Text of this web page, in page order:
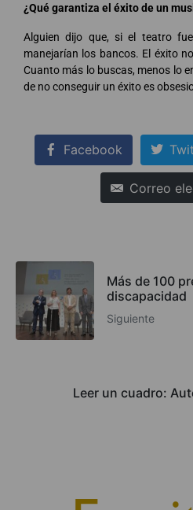
¿Qué garantiza el éxito de un
Alguien dijo que, si el teatro
manejarían los bancos. El éxito
Cuanto más lo buscas, menos lo
de no conseguir un éxito es
Facebook
Correo
Más de 100
discapacidad
Siguiente
Leer un cuadro: